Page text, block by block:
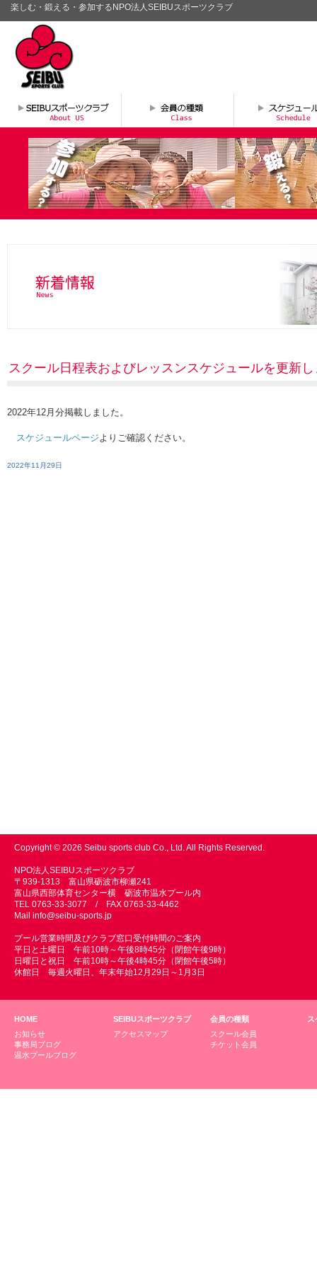
楽しむ・鍛える・参加するNPO法人SEIBUスポーツクラブ
スクール日程表およびレッスンスケジュールを更新
2022年12月分掲載しました。
スケジュールページよりご確認ください。
2022年11月29日
Copyright © 2026 Seibu sports club Co., Ltd. All Rights Reserved.
NPO法人SEIBUスポーツクラブ
〒939-1313 富山県砺波市柳瀬241
富山県西部体育センター横 砺波市温水プール内
TEL 0763-33-3077 / FAX 0763-33-4462
Mail info@seibu-sports.jp
プール営業時間及びクラブ窓口受付時間のご案内
平日と土曜日 午前10時～午後8時45分（閉館午後9時）
日曜日と祝日 午前10時～午後4時45分（閉館午後5時）
休館日 毎週火曜日、年末年始12月29日～1月3日
HOME
お知らせ
事務局ブログ
温水プールブログ
SEIBUスポーツクラブ
アクセスマップ
会員の種類
スクール会員
チケット会員